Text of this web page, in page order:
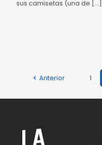
sus camisetas (una de […]
Anterior 1